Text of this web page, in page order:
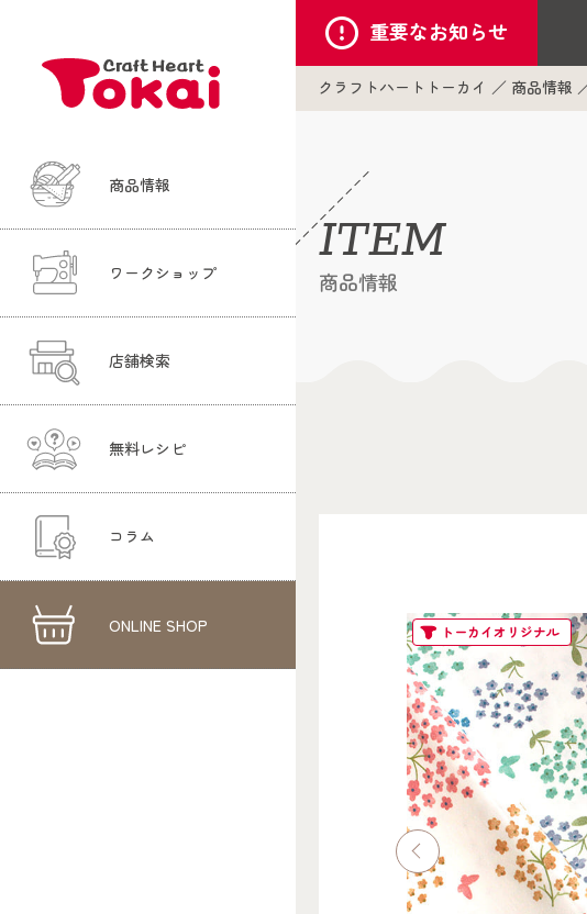
商品情報
ワークショップ
店舗検索
無料レシピ
コラム
ONLINE SHOP
重要なお知らせ
クラフトハートトーカイ 商品情報
ITEM
商品情報
トーカイオリジナル